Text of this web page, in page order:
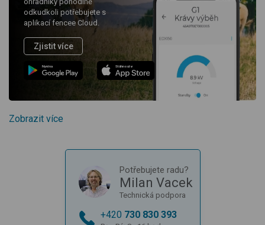
odkudkoli potřebujete s
aplikací fencee Cloud.
Zjistit více
Nyní na Stáhnout v
Zobrazit více
Potřebujete radu?
Milan Vacek
Technická podpora
+420 730 830 393